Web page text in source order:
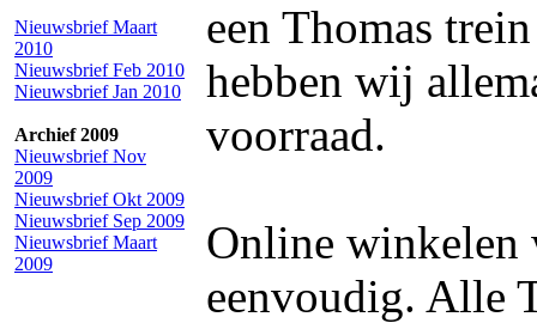
Nieuwsbrief Maart
2010
Nieuwsbrief Feb 2010
Nieuwsbrief Jan 2010
Archief 2009
Nieuwsbrief Nov
2009
Nieuwsbrief Okt 2009
Nieuwsbrief Sep 2009
Nieuwsbrief Maart
2009
een Thomas
hebben wij
voorraad.
Online winkelen
eenvoudig. Alle